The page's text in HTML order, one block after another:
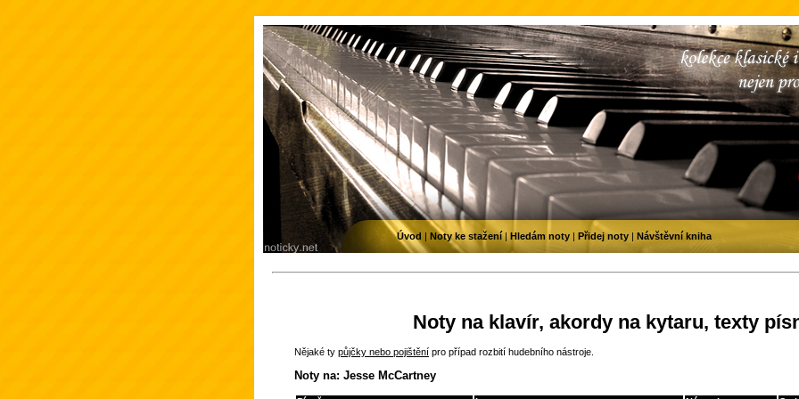
Noty na klavír, akordy na kytaru, texty
Nějaké ty půjčky nebo pojištění pro případ rozbití hudebního nástroje.
Noty na: Jesse McCartney
Úvod | Noty ke stažení| Hledám noty | Přidej noty | Návštěvní kniha